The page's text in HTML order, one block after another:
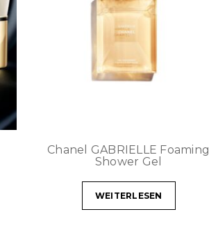
Chanel GABRIELLE Foaming
Shower Gel
WEITERLESEN